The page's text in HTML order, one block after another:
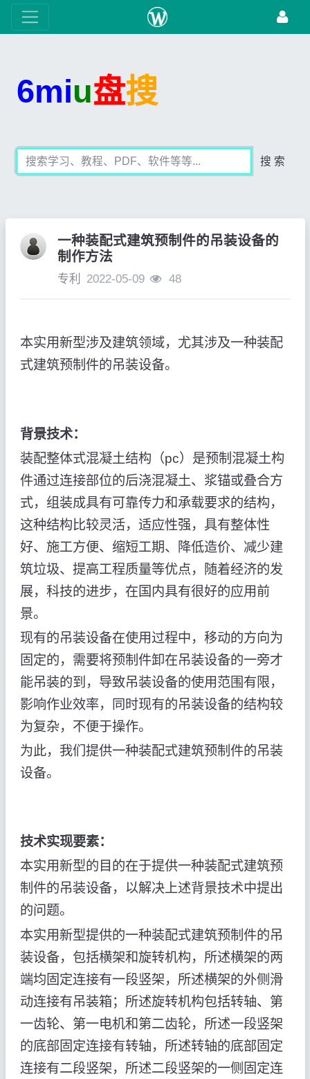
6miu盘搜
搜 索
一种装配式建筑预制件的吊装设备的
制作方法
专利 2022-05-09 48
本实用新型涉及建筑领域，尤其涉及一种装配
式建筑预制件的吊装设备。
背景技术：
装配整体式混凝土结构（pc）是预制混凝土构
件通过连接部位的后浇混凝土、浆锚或叠合方
式，组装成具有可靠传力和承载要求的结构，
这种结构比较灵活，适应性强，具有整体性
好、施工方便、缩短工期、降低造价、减少建
筑垃圾、提高工程质量等优点，随着经济的发
展，科技的进步，在国内具有很好的应用前
景。
现有的吊装设备在使用过程中，移动的方向为
固定的，需要将预制件卸在吊装设备的一旁才
能吊装的到，导致吊装设备的使用范围有限，
影响作业效率，同时现有的吊装设备的结构较
为复杂，不便于操作。
为此，我们提供一种装配式建筑预制件的吊装
设备。
技术实现要素：
本实用新型的目的在于提供一种装配式建筑预
制件的吊装设备，以解决上述背景技术中提出
的问题。
本实用新型提供的一种装配式建筑预制件的吊
装设备，包括横架和旋转机构，所述横架的两
端均固定连接有一段竖架，所述横架的外侧滑
动连接有吊装箱；所述旋转机构包括转轴、第
一齿轮、第一电机和第二齿轮，所述一段竖架
的底部固定连接有转轴，所述转轴的底部固定
连接有二段竖架，所述二段竖架的一侧固定连